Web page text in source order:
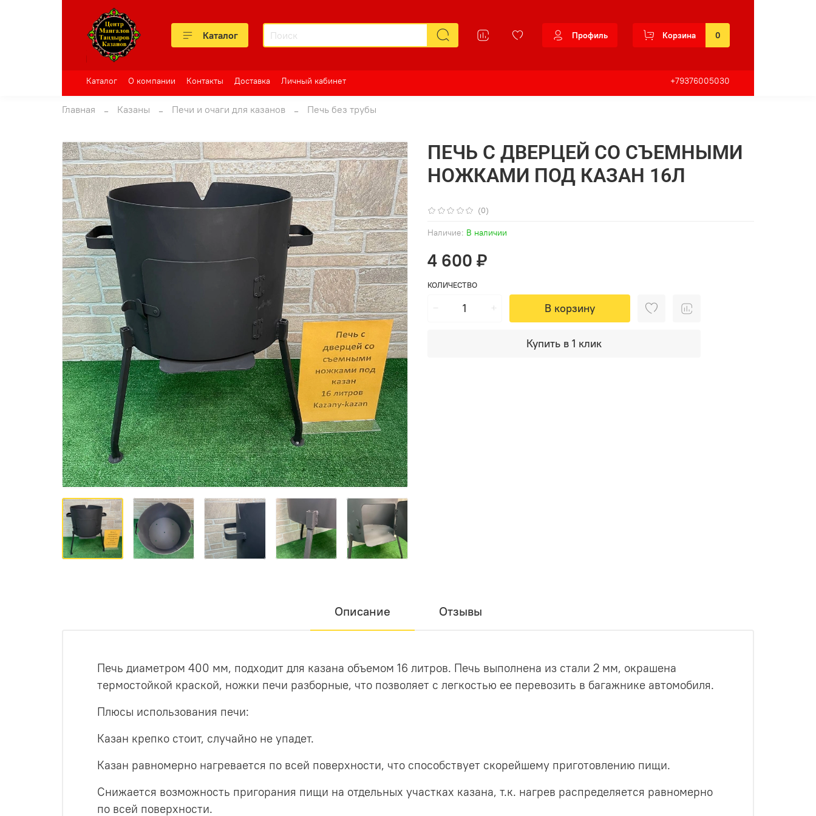
Каталог Профиль Корзина 0
Каталог О компании Контакты Доставка Личный кабинет +79376005030
Главная Казаны Печи и очаги для казанов Печь без трубы
(0)
Наличие: В наличии
ПЕЧЬ С ДВЕРЦЕЙ СО СЪЕМНЫМИ
НОЖКАМИ ПОД КАЗАН 16Л
4 600 ₽
КОЛИЧЕСТВО
В корзину
Купить в 1 клик
Описание Отзывы
Печь диаметром 400 мм, подходит для казана объемом 16 литров. Печь выполнена из стали 2 мм, окрашена
термостойкой краской, ножки печи разборные, что позволяет с легкостью ее перевозить в багажнике автомобиля.
Плюсы использования печи:
Казан крепко стоит, случайно не упадет.
Казан равномерно нагревается по всей поверхности, что способствует скорейшему приготовлению пищи.
Снижается возможность пригорания пищи на отдельных участках казана, т.к. нагрев распределяется равномерно
по всей поверхности.